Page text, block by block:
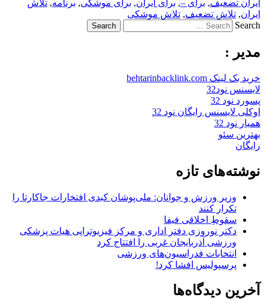
ایران تضعیف, برای –, برای ایران, برای موشکی, برنامه, تلاش
ایران, تلاش تضعیف, تلاش موشکی
Search
مدیر :
خرید بک لینک behtarinbacklink.com
لایسنس نود32
پسورد نود 32
اوکلی لایسنس رایگان نود 32
همیار نود 32
بهترین سئو
رایگان
نوشته‌های تازه
وزیر ورزش و جوانان: ملی‌پوشان کبدی افتخارات جاکارتا را
تکرار کنند
سقوطِ اخلاقی فیفا
دکتر نوروزی دفتر اداری و مرکز فیزیوتراپی هیات پزشکی
ورزشی آذربایجان غربی را افتتاح کرد
انتخابات فدراسیون‌های ورزشی
پرسپولیس افشا کرد!
آخرین دیدگاه‌ها